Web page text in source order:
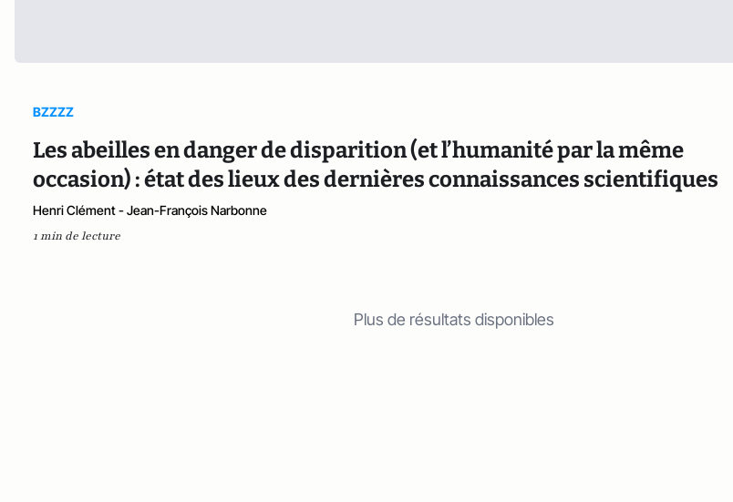
BZZZZ
Les abeilles en danger de disparition (et l’humanité par la même
occasion) : état des lieux des dernières connaissances scientifiques
Henri Clément - Jean-François Narbonne
1 min de lecture
Plus de résultats disponibles